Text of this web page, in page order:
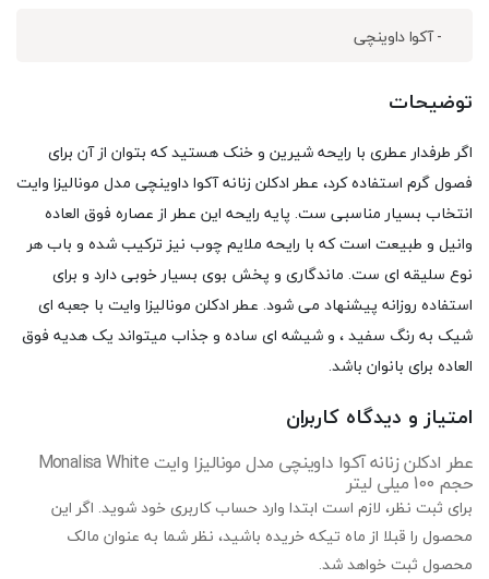
- آکوا داوینچی
توضیحات
اگر طرفدار عطری با رایحه شیرین و خنک هستید که بتوان از آن برای
فصول گرم استفاده کرد، عطر ادکلن زنانه آکوا داوینچی مدل مونالیزا وایت
انتخاب بسیار مناسبی ست. پایه رایحه این عطر از عصاره فوق العاده
وانیل و طبیعت است که با رایحه ملایم چوب نیز ترکیب شده و باب هر
نوع سلیقه ای ست. ماندگاری و پخش بوی بسیار خوبی دارد و برای
استفاده روزانه پیشنهاد می شود. عطر ادکلن مونالیزا وایت با جعبه ای
شیک به رنگ سفید ، و شیشه ای ساده و جذاب میتواند یک هدیه فوق
العاده برای بانوان باشد.
امتیاز و دیدگاه کاربران
عطر ادکلن زنانه آکوا داوینچی مدل مونالیزا وایت Monalisa White
حجم 100 میلی لیتر
برای ثبت نظر، لازم است ابتدا وارد حساب کاربری خود شوید. اگر این
محصول را قبلا از ماه تیکه خریده باشید، نظر شما به عنوان مالک
محصول ثبت خواهد شد.